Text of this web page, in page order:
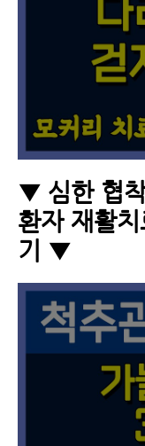
▼ 심한 협
환자 재활
기 ▼